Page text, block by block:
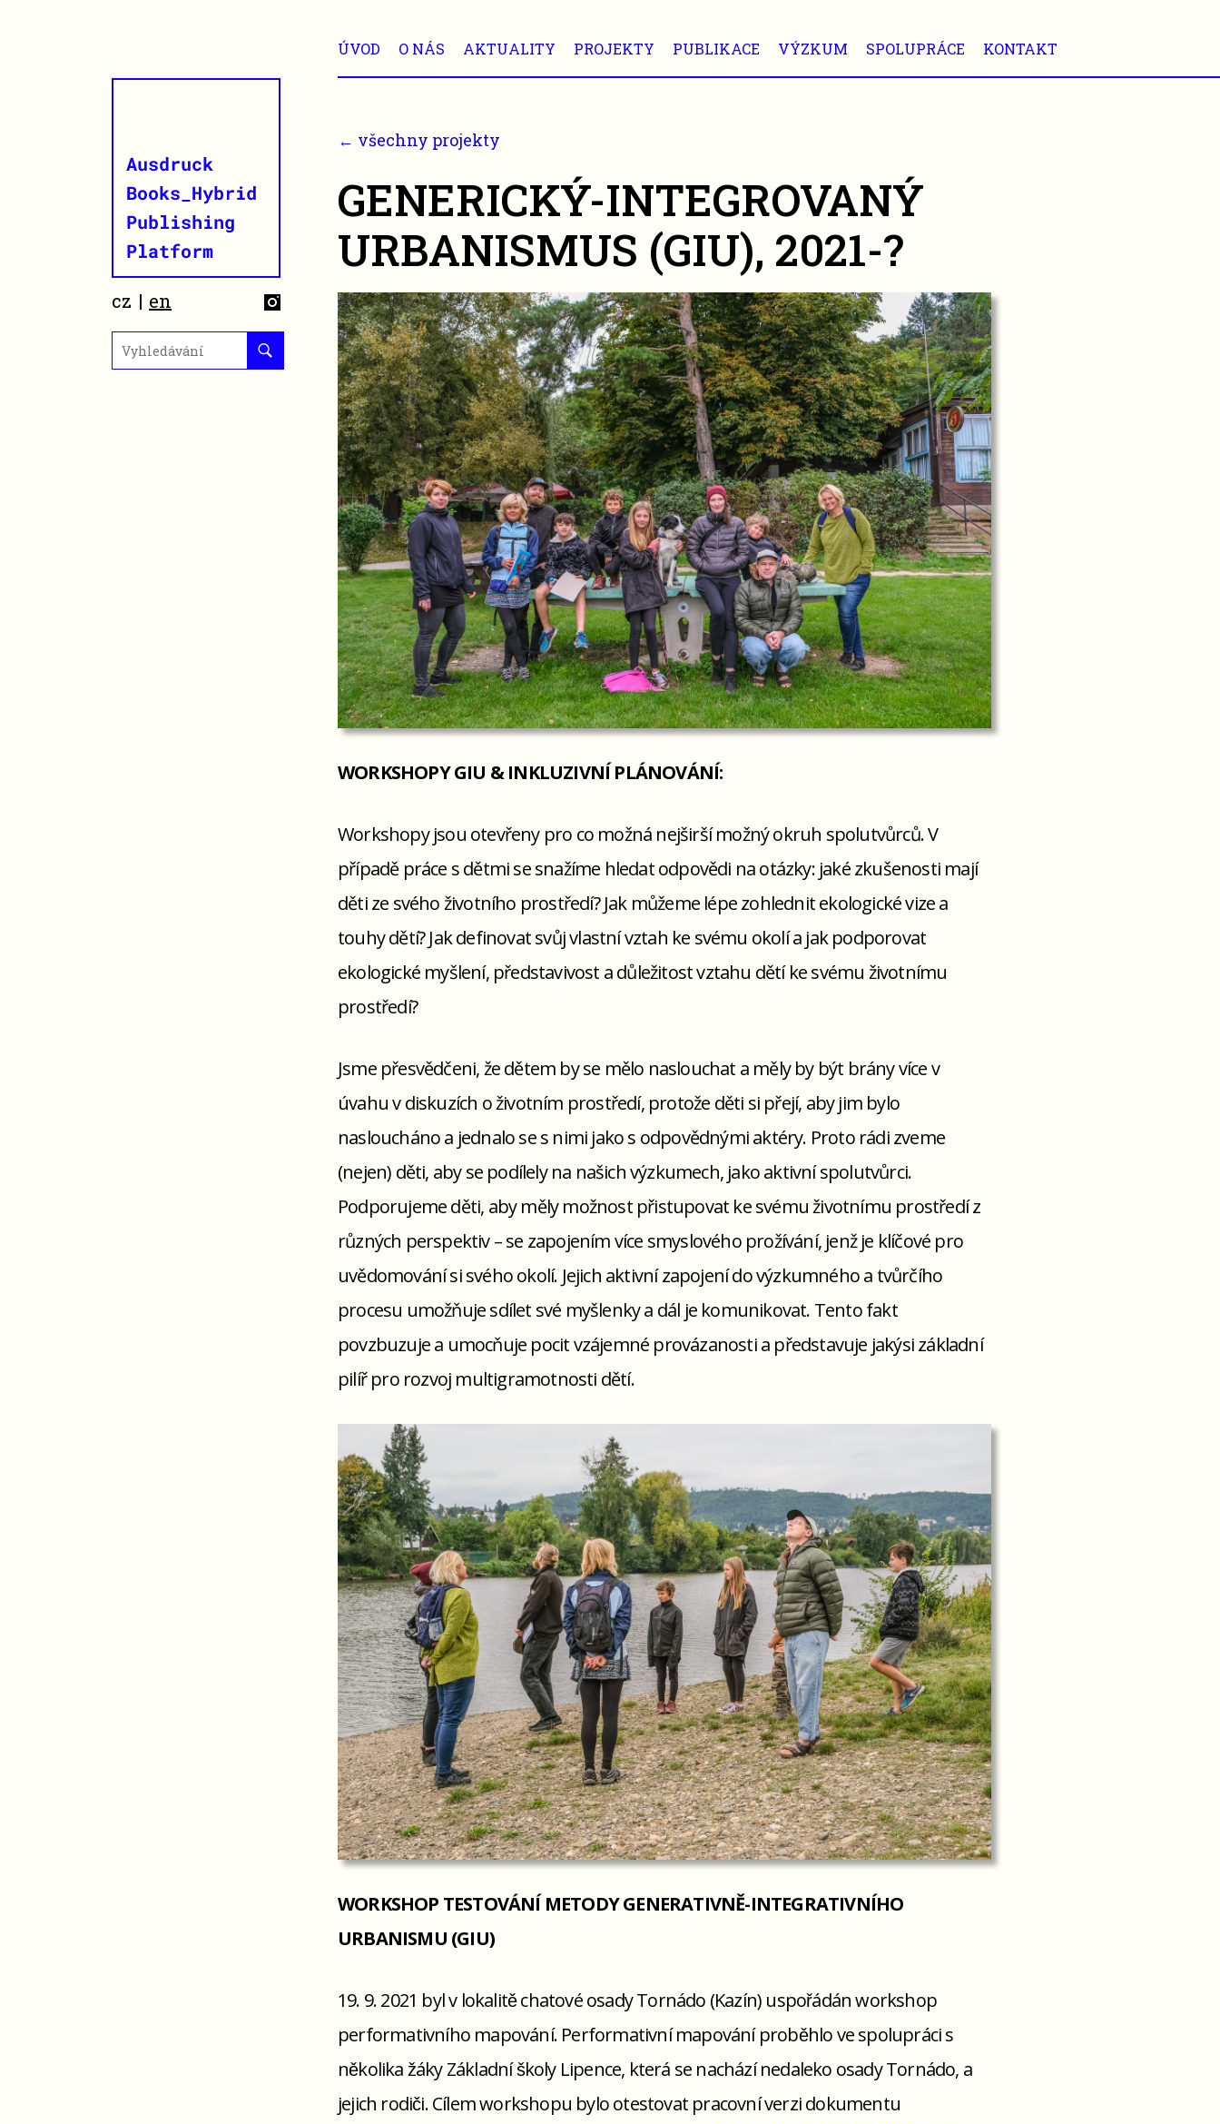
cz en
ÚVOD O NÁS AKTUALITY PROJEKTY PUBLIKACE VÝZKUM SPOLUPRÁCE KONTAKT
← všechny projekty
GENERICKÝ-INTEGROVANÝ
URBANISMUS (GIU), 2021-?
WORKSHOPY GIU & INKLUZIVNÍ PLÁNOVÁNÍ:
Workshopy jsou otevřeny pro co možná nejširší možný okruh spolutvůrců. V
případě práce s dětmi se snažíme hledat odpovědi na otázky: jaké zkušenosti mají
děti ze svého životního prostředí? Jak můžeme lépe zohlednit ekologické vize a
touhy dětí? Jak definovat svůj vlastní vztah ke svému okolí a jak podporovat
ekologické myšlení, představivost a důležitost vztahu dětí ke svému životnímu
prostředí?
Jsme přesvědčeni, že dětem by se mělo naslouchat a měly by být brány více v
úvahu v diskuzích o životním prostředí, protože děti si přejí, aby jim bylo
nasloucháno a jednalo se s nimi jako s odpovědnými aktéry. Proto rádi zveme
(nejen) děti, aby se podílely na našich výzkumech, jako aktivní spolutvůrci.
Podporujeme děti, aby měly možnost přistupovat ke svému životnímu prostředí z
různých perspektiv – se zapojením více smyslového prožívání, jenž je klíčové pro
uvědomování si svého okolí. Jejich aktivní zapojení do výzkumného a tvůrčího
procesu umožňuje sdílet své myšlenky a dál je komunikovat. Tento fakt
povzbuzuje a umocňuje pocit vzájemné provázanosti a představuje jakýsi základní
pilíř pro rozvoj multigramotnosti dětí.
WORKSHOP TESTOVÁNÍ METODY GENERATIVNĚ-INTEGRATIVNÍHO
URBANISMU (GIU)
19. 9. 2021 byl v lokalitě chatové osady Tornádo (Kazín) uspořádán workshop
performativního mapování. Performativní mapování proběhlo ve spolupráci s
několika žáky Základní školy Lipence, která se nachází nedaleko osady Tornádo, a
jejich rodiči. Cílem workshopu bylo otestovat pracovní verzi dokumentu